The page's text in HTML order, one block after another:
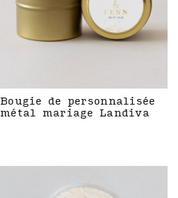
Bougie de personnalisée
métal mariage Landiva